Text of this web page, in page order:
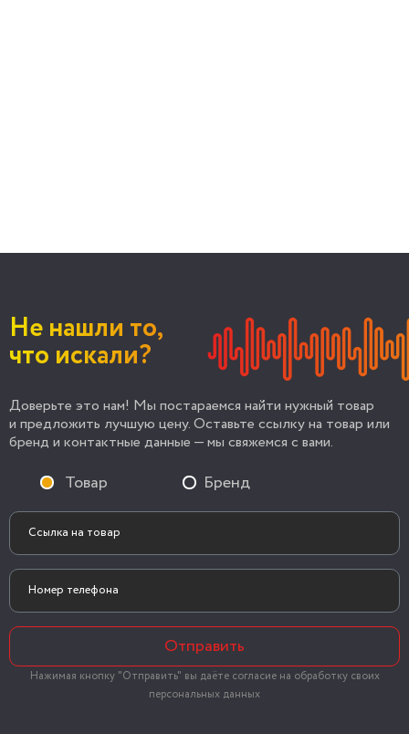
Не нашли то,
что искали?
Доверьте это нам! Мы постараемся найти нужный товар
и предложить лучшую цену. Оставьте ссылку на товар или
бренд и контактные данные — мы свяжемся с вами.
Товар Бренд
Отправить
Нажимая кнопку "Отправить" вы даёте согласие на обработку своих
персональных данных